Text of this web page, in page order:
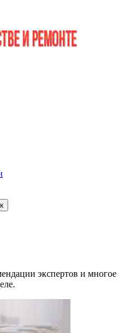
и ремонтах
экспертов и многое